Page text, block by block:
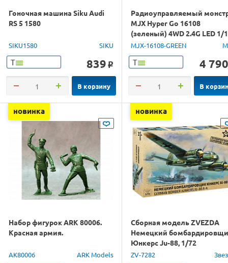
Гоночная машина Siku Audi
RS 5 1580
SIKU1580 SIKU
Т 839 o
В корзину
Радиоуправляемый
MJX Hyper Go 16108
(зеленый) 4WD 2.4G LED 1/
RTR
MJX-16108-GREEN
Т 4 790
В
новинка
Набор фигурок ARK 80006.
Красная армия.
AK80006 ARK Models
новинка
Сборная модель ZVEZDA
Немецкий
Юнкерс Ju-88, 1/72
ZV-7282